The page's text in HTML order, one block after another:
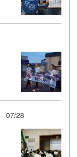
07/28